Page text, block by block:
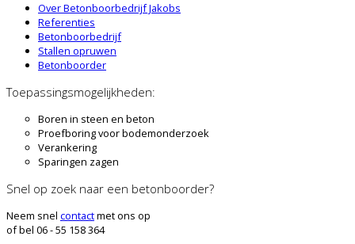
Over Betonboorbedrijf Jakobs
Referenties
Betonboorbedrijf
Stallen opruwen
Betonboorder
Toepassingsmogelijkheden:
Boren in steen en beton
Proefboring voor bodemonderzoek
Verankering
Sparingen zagen
Snel op zoek naar een betonboorder?
Neem snel contactmet ons op
of bel 06 - 55 158 364